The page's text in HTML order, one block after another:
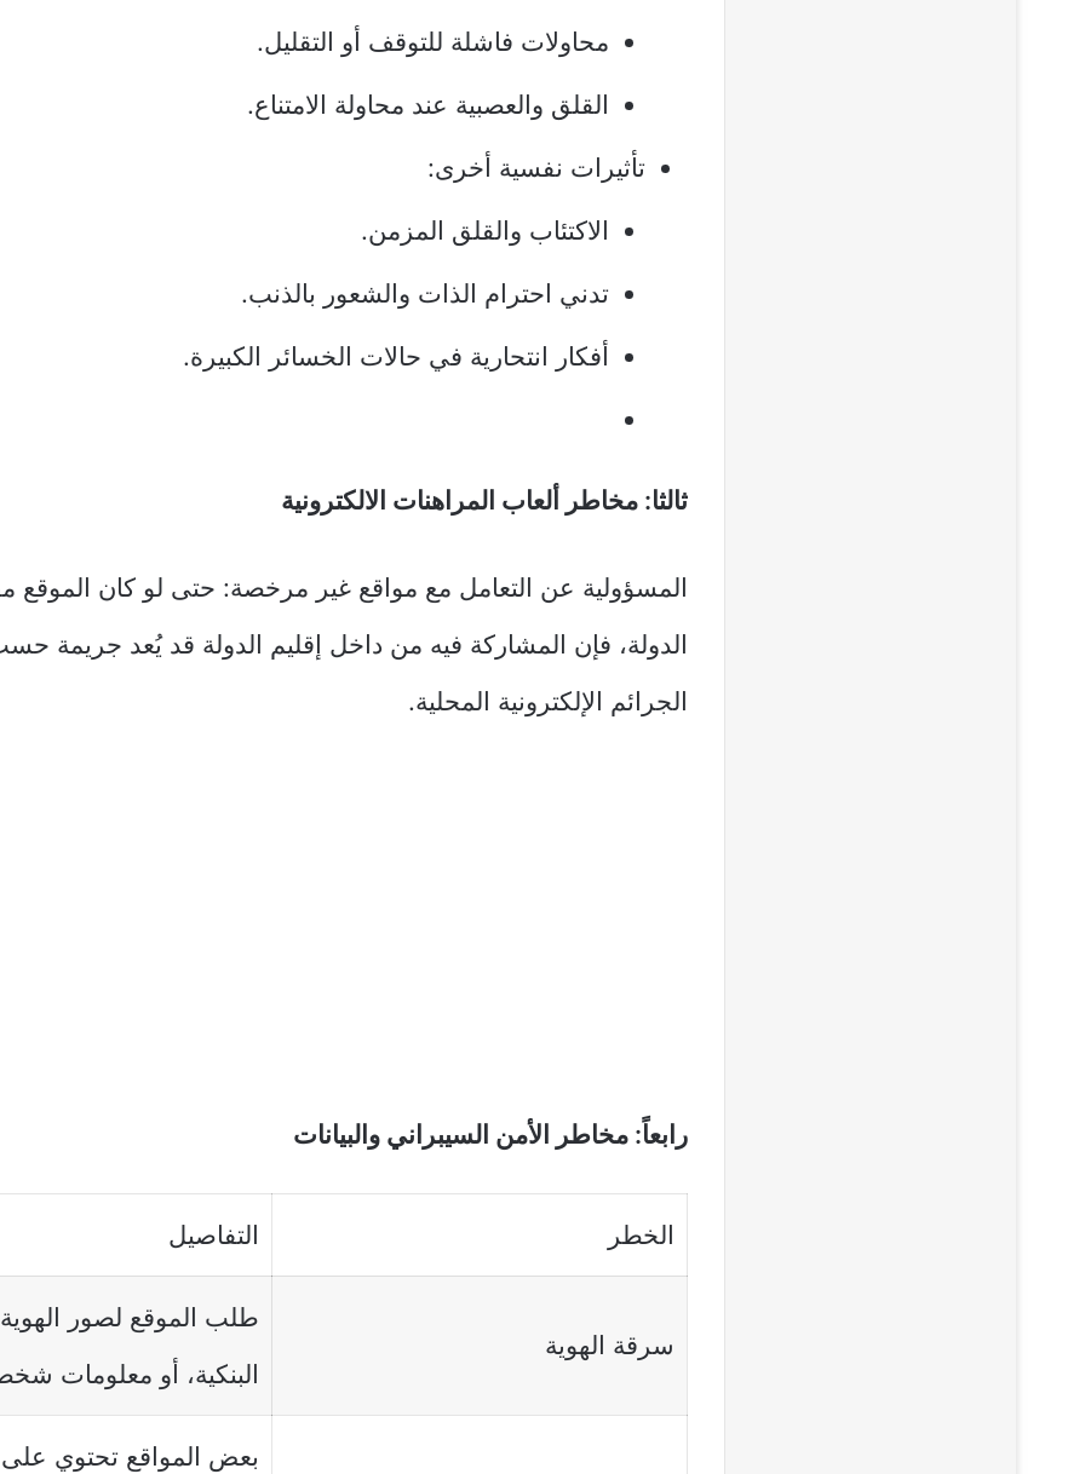
محاولات فاشلة للتوقف أو التقليل.
القلق والعصبية عند محاولة الامتناع.
تأثيرات نفسية أخرى:
الاكتئاب والقلق المزمن.
تدني احترام الذات والشعور بالذنب.
أفكار انتحارية في حالات الخسائر الكبيرة.
ثالثا: مخاطر ألعاب المراهنات الالكترونية
المسؤولية عن التعامل مع مواقع غير مرخصة: حتى لو كان الموقع
الدولة، فإن المشاركة فيه من داخل إقليم الدولة قد يُعد جريمة
الجرائم الإلكترونية المحلية.
رابعاً: مخاطر الأمن السيبراني والبيانات
الخطر التفاصيل
سرقة الهوية
طلب الموقع لصور الهوية،
البنكية، أو معلومات
بعض المواقع تحتوي على